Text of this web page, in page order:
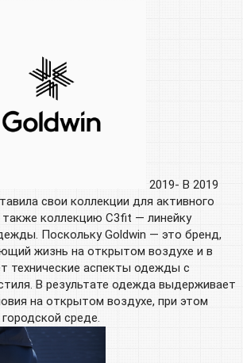
2019- В 2019
свои коллекции для активного
коллекцию C3fit — линейку
Поскольку Goldwin — это бренд,
жизнь на открытом воздухе и в
технические аспекты одежды с
В результате одежда выдерживает
на открытом воздухе, при этом
среде.